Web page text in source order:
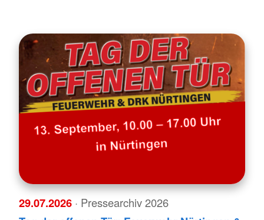
29.07.2026 · Pressearchiv 2026